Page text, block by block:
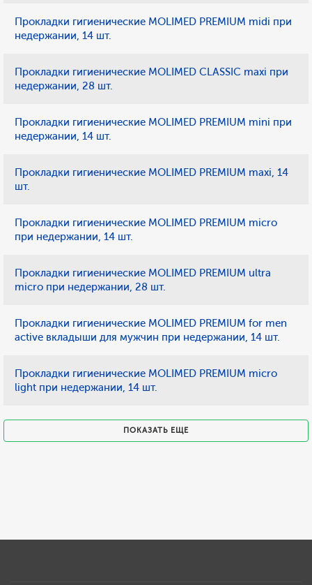
Прокладки гигиенические MOLIMED PREMIUM midi при
недержании, 14 шт.
Прокладки гигиенические MOLIMED CLASSIC maxi при
недержании, 28 шт.
Прокладки гигиенические MOLIMED PREMIUM mini при
недержании, 14 шт.
Прокладки гигиенические MOLIMED PREMIUM maxi, 14
шт.
Прокладки гигиенические MOLIMED PREMIUM micro
при недержании, 14 шт.
Прокладки гигиенические MOLIMED PREMIUM ultra
micro при недержании, 28 шт.
Прокладки гигиенические MOLIMED PREMIUM for men
active вкладыши для мужчин при недержании, 14 шт.
Прокладки гигиенические MOLIMED PREMIUM micro
light при недержании, 14 шт.
ПОКАЗАТЬ ЕЩЕ